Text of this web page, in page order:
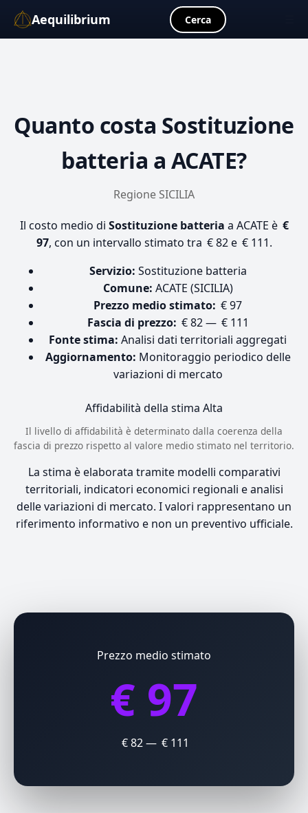
Aequilibrium Cerca
Quanto costa Sostituzione
batteria a ACATE?
Regione SICILIA
Il costo medio di Sostituzione batteria a ACATE è €
97, con un intervallo stimato tra € 82 e € 111.
Servizio: Sostituzione batteria
Comune: ACATE (SICILIA)
Prezzo medio stimato: € 97
Fascia di prezzo: € 82 — € 111
Fonte stima: Analisi dati territoriali aggregati
Aggiornamento: Monitoraggio periodico delle
variazioni di mercato
Affidabilità della stima Alta
Il livello di affidabilità è determinato dalla coerenza della
fascia di prezzo rispetto al valore medio stimato nel territorio.
La stima è elaborata tramite modelli comparativi
territoriali, indicatori economici regionali e analisi
delle variazioni di mercato. I valori rappresentano un
riferimento informativo e non un preventivo ufficiale.
Prezzo medio stimato
€ 97
€ 82 — € 111